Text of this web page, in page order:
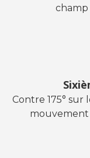
champ
Contre 175° sur
mouvement